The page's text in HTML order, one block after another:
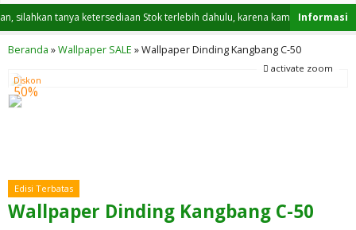
silahkan tanya ketersediaan Stok terlebih dahulu, karena kami tidak
Beranda »Wallpaper SALE »Wallpaper Dinding Kangbang C-50
activate zoom
Diskon
50%
Edisi Terbatas
Wallpaper Dinding Kangbang C-50